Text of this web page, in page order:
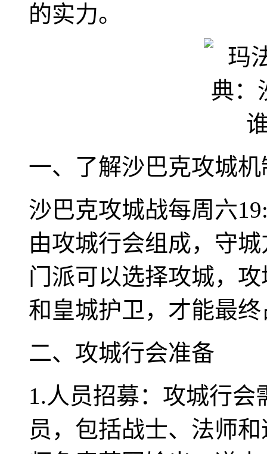
的实力。
一、了解沙巴克攻城机
沙巴克攻城战每周六
由攻城行会组成，守
门派可以选择攻城，
和皇城护卫，才能最
二、攻城行会准备
1.人员招募：攻城行
员，包括战士、法师